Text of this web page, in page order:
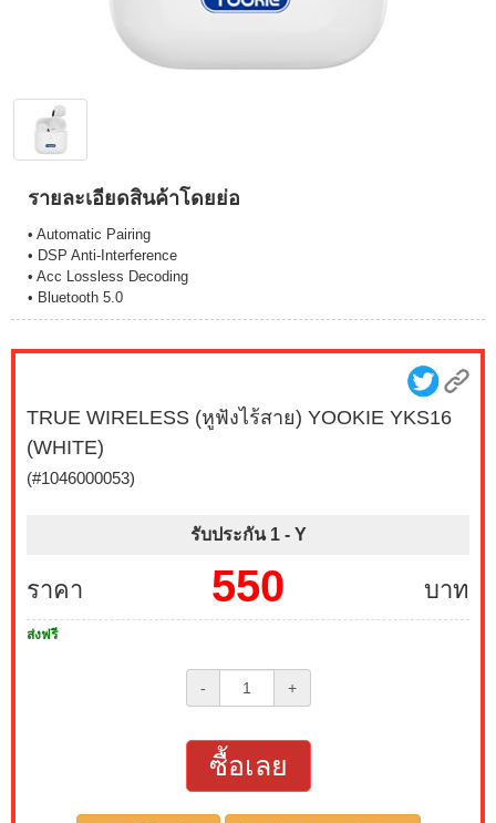
รายละเอียดสินค้าโดยย่อ
• Automatic Pairing
• DSP Anti-Interference
• Acc Lossless Decoding
• Bluetooth 5.0
TRUE WIRELESS (หูฟังไร้สาย) YOOKIE YKS16
(WHITE)
(#1046000053)
รับประกัน 1 - Y
ราคา บาท
550
ส่งฟรี
- +
ซื้อเลย